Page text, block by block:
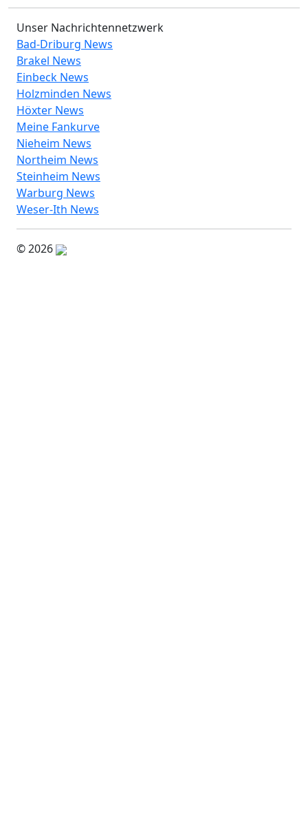
Unser Nachrichtennetzwerk
Bad-Driburg News
Brakel News
Einbeck News
Holzminden News
Höxter News
Meine Fankurve
Nieheim News
Northeim News
Steinheim News
Warburg News
Weser-Ith News
© 2026